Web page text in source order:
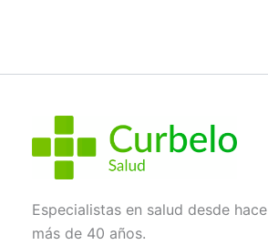
Especialistas en salud desde hace
más de 40 años.